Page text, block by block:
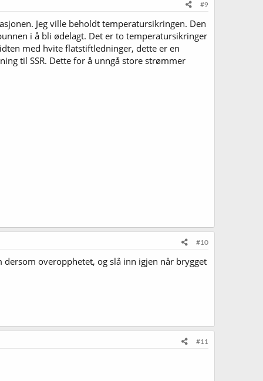
#9
Jeg ville beholdt temperatursikringen. Den
i å bli ødelagt. Det er to temperatursikringer
med hvite flatstiftledninger, dette er en
til SSR. Dette for å unngå store strømmer
#10
overopphetet, og slå inn igjen når brygget
#11